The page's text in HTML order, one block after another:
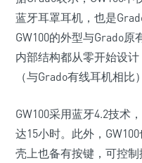
蓝牙耳罩耳机，也是
GW100的外型与Grado
内部结构都从零开始设
（与Grado有线耳机相比
GW100采用蓝牙4.2技术
达15小时。此外，
壳上也备有按键，可控制